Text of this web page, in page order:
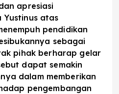
apresiasi
Yustinus atas
pendidikan
sebagai
pihak berharap gelar
dapat semakin
dalam memberikan
pengembangan